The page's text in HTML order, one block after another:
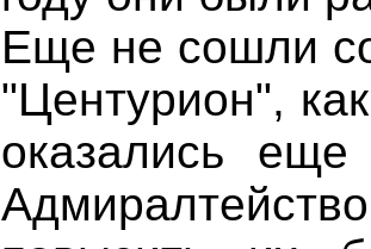
Еще не сошли
"Центурион",
оказались